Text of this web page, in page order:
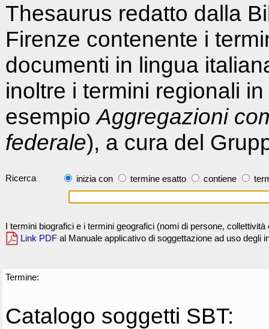
Thesaurus redatto dalla
Firenze contenente i
documenti in lingua
inoltre i termini regionali
esempioAggregazioni
federale), a cura del
Ricerca inizia con termine esatto contiene
I termini biografici e i termini geografici (nomi di persone,
Link PDF al Manuale applicativo di soggettazione ad uso degli
Termine:
Catalogo soggetti SBT: